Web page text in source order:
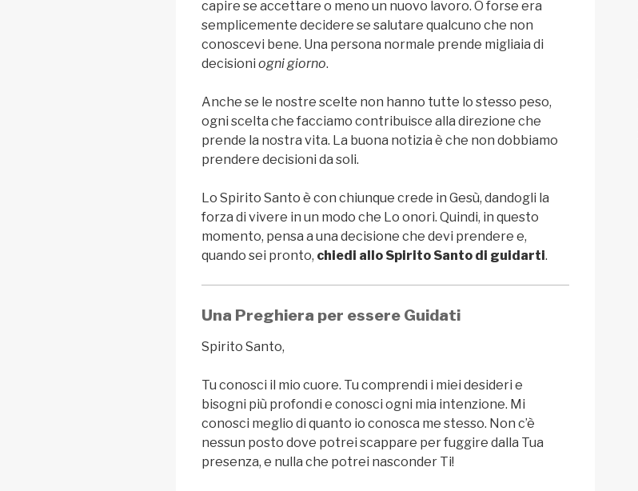
capire se accettare o meno un nuovo lavoro. O forse era
semplicemente decidere se salutare qualcuno che non
conoscevi bene. Una persona normale prende migliaia di
decisioni ogni giorno.
Anche se le nostre scelte non hanno tutte lo stesso peso,
ogni scelta che facciamo contribuisce alla direzione che
prende la nostra vita. La buona notizia è che non dobbiamo
prendere decisioni da soli.
Lo Spirito Santo è con chiunque crede in Gesù, dandogli la
forza di vivere in un modo che Lo onori. Quindi, in questo
momento, pensa a una decisione che devi prendere e,
quando sei pronto, chiedi allo Spirito Santo di guidarti.
Una Preghiera per essere Guidati
Spirito Santo,
Tu conosci il mio cuore. Tu comprendi i miei desideri e
bisogni più profondi e conosci ogni mia intenzione. Mi
conosci meglio di quanto io conosca me stesso. Non c’è
nessun posto dove potrei scappare per fuggire dalla Tua
presenza, e nulla che potrei nasconder Ti!